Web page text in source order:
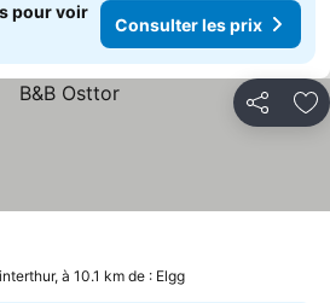
pour voir
Consulter les prix
Partager
à 10.1 km de : Elgg